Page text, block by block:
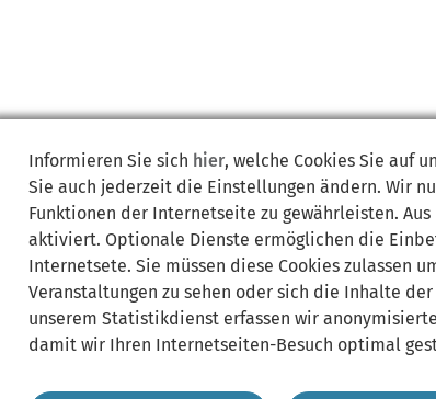
Informieren Sie sich hier, welche Cookies Sie auf
Sie auch jederzeit die Einstellungen ändern. Wir
Funktionen der Internetseite zu gewährleisten.
aktiviert. Optionale Dienste ermöglichen die
Internetsete. Sie müssen diese Cookies zulassen
Veranstaltungen zu sehen oder sich die Inhalte
unserem Statistikdienst erfassen wir
damit wir Ihren Internetseiten-Besuch optimal